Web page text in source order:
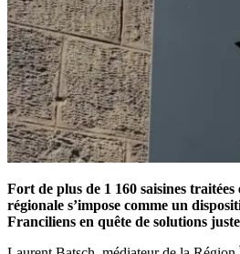
Fort de plus de 1 160 saisines
régionale s’impose comme un
Franciliens en quête de solutions